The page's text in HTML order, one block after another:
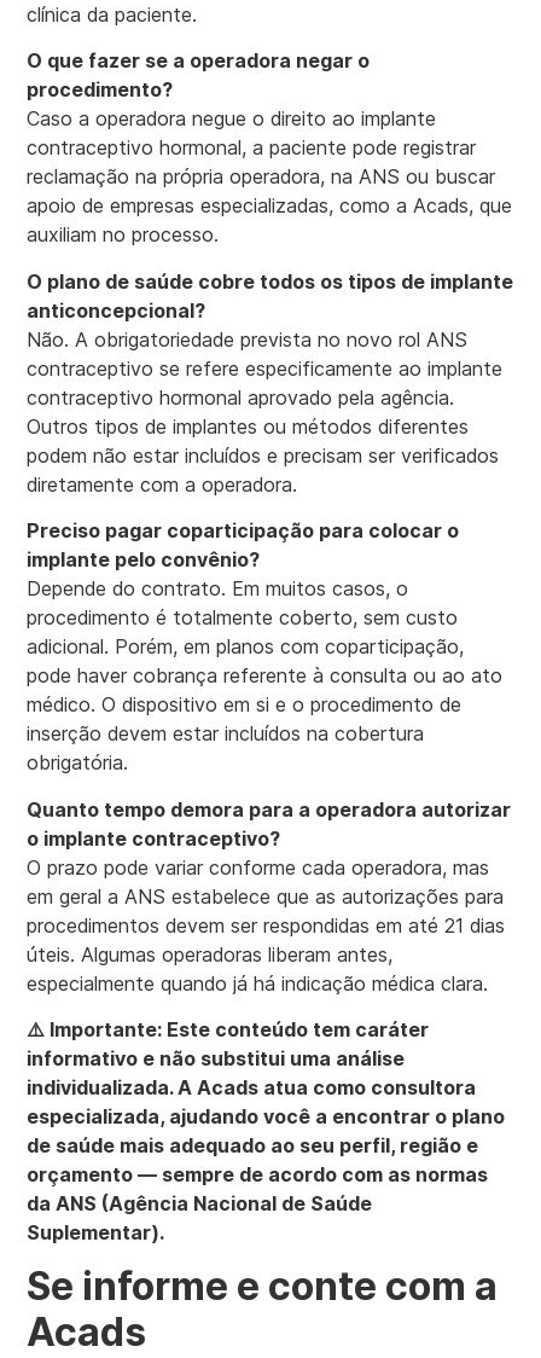
clínica da paciente.
O que fazer se a operadora negar o
procedimento?
Caso a operadora negue o direito ao implante
contraceptivo hormonal, a paciente pode registrar
reclamação na própria operadora, na ANS ou buscar
apoio de empresas especializadas, como a Acads, que
auxiliam no processo.
O plano de saúde cobre todos os tipos de implante
anticoncepcional?
Não. A obrigatoriedade prevista no novo rol ANS
contraceptivo se refere especificamente ao implante
contraceptivo hormonal aprovado pela agência.
Outros tipos de implantes ou métodos diferentes
podem não estar incluídos e precisam ser verificados
diretamente com a operadora.
Preciso pagar coparticipação para colocar o
implante pelo convênio?
Depende do contrato. Em muitos casos, o
procedimento é totalmente coberto, sem custo
adicional. Porém, em planos com coparticipação,
pode haver cobrança referente à consulta ou ao ato
médico. O dispositivo em si e o procedimento de
inserção devem estar incluídos na cobertura
obrigatória.
Quanto tempo demora para a operadora autorizar
o implante contraceptivo?
O prazo pode variar conforme cada operadora, mas
em geral a ANS estabelece que as autorizações para
procedimentos devem ser respondidas em até 21 dias
úteis. Algumas operadoras liberam antes,
especialmente quando já há indicação médica clara.
⚠️ Importante: Este conteúdo tem caráter
informativo e não substitui uma análise
individualizada. A Acads atua como consultora
especializada, ajudando você a encontrar o plano
de saúde mais adequado ao seu perfil, região e
orçamento — sempre de acordo com as normas
da ANS (Agência Nacional de Saúde
Suplementar).
Se informe e conte com a
Acads